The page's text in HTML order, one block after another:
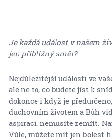
Je každá událost v našem
jen přibližný směr?
Nejdůležitější události ve
ale ne to, co budete jíst k
dokonce i když je
duchovním životem a Bůh
aspiraci, nemusíte zemřít.
Vůle, můžete mít jen bolest